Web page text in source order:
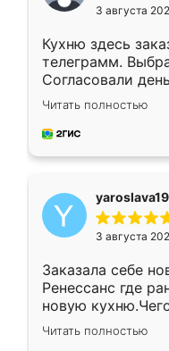
3 августа
Кухню здесь
телеграмм.
Согласовали
недели кухня
довольны
мебель за
Читать полностью
3 августа
Заказала себе
Ренессанс где
новую
вполне
два года,
Читать полностью